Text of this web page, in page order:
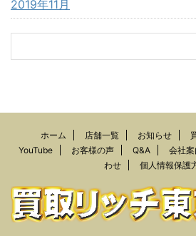
2019年11月
ホーム 店舗一覧 お知らせ
YouTube
お客様の声 Q&A 会社案
わせ
個人情報保護